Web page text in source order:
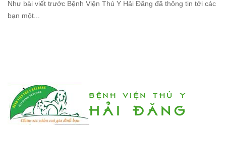
Như bài viết trước Bệnh Viện Thú Y Hải Đăng đã thông tin tới các
bạn một...